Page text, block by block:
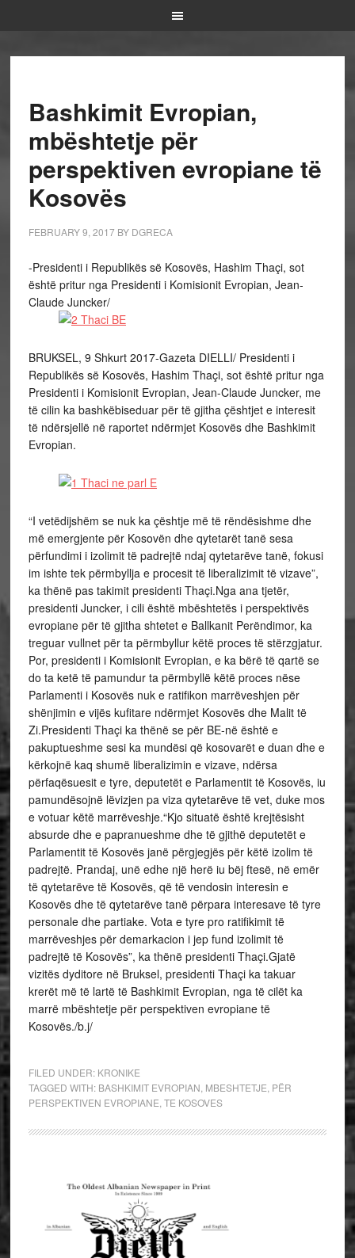
Bashkimit Evropian,
mbështetje për
perspektiven evropiane të
Kosovës
FEBRUARY 9, 2017BY DGRECA
-Presidenti i Republikës së Kosovës, Hashim Thaçi, sot
është pritur nga Presidenti i Komisionit Evropian, Jean-
Claude Juncker/
BRUKSEL, 9 Shkurt 2017-Gazeta DIELLI/ Presidenti i
Republikës së Kosovës, Hashim Thaçi, sot është pritur nga
Presidenti i Komisionit Evropian, Jean-Claude Juncker, me
të cilin ka bashkëbiseduar për të gjitha çështjet e interesit
të ndërsjellë në raportet ndërmjet Kosovës dhe Bashkimit
Evropian.
“I vetëdijshëm se nuk ka çështje më të rëndësishme dhe
më emergjente për Kosovën dhe qytetarët tanë sesa
përfundimi i izolimit të padrejtë ndaj qytetarëve tanë, fokusi
im ishte tek përmbyllja e procesit të liberalizimit të vizave”,
ka thënë pas takimit presidenti Thaçi.Nga ana tjetër,
presidenti Juncker, i cili është mbështetës i perspektivës
evropiane për të gjitha shtetet e Ballkanit Perëndimor, ka
treguar vullnet për ta përmbyllur këtë proces të stërzgjatur.
Por, presidenti i Komisionit Evropian, e ka bërë të qartë se
do ta ketë të pamundur ta përmbyllë këtë proces nëse
Parlamenti i Kosovës nuk e ratifikon marrëveshjen për
shënjimin e vijës kufitare ndërmjet Kosovës dhe Malit të
Zi.Presidenti Thaçi ka thënë se për BE-në është e
pakuptueshme sesi ka mundësi që kosovarët e duan dhe e
kërkojnë kaq shumë liberalizimin e vizave, ndërsa
përfaqësuesit e tyre, deputetët e Parlamentit të Kosovës, iu
pamundësojnë lëvizjen pa viza qytetarëve të vet, duke mos
e votuar këtë marrëveshje.“Kjo situatë është krejtësisht
absurde dhe e papranueshme dhe të gjithë deputetët e
Parlamentit të Kosovës janë përgjegjës për këtë izolim të
padrejtë. Prandaj, unë edhe një herë iu bëj ftesë, në emër
të qytetarëve të Kosovës, që të vendosin interesin e
Kosovës dhe të qytetarëve tanë përpara interesave të tyre
personale dhe partiake. Vota e tyre pro ratifikimit të
marrëveshjes për demarkacion i jep fund izolimit të
padrejtë të Kosovës”, ka thënë presidenti Thaçi.Gjatë
vizitës dyditore në Bruksel, presidenti Thaçi ka takuar
krerët më të lartë të Bashkimit Evropian, nga të cilët ka
marrë mbështetje për perspektiven evropiane të
Kosovës./b.j/
FILED UNDER: KRONIKE
TAGGED WITH: BASHKIMIT EVROPIAN MBESHTETJE PËR
PERSPEKTIVEN EVROPIANE TE KOSOVES